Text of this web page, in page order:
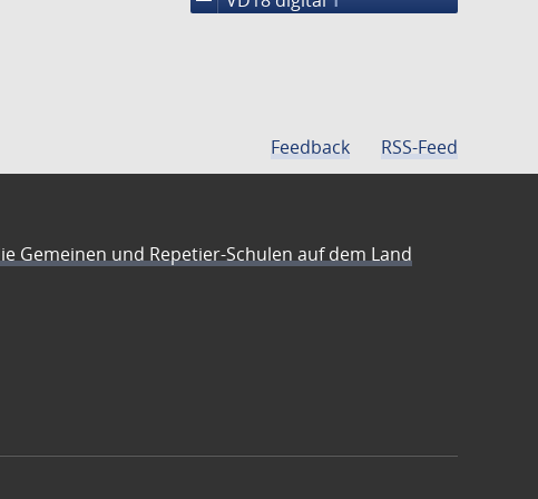
Feedback RSS-Feed
Gemeinen und Repetier-Schulen auf dem Land